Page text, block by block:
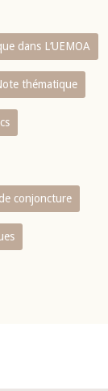
dans L‘UEMOA
thématique
conjoncture